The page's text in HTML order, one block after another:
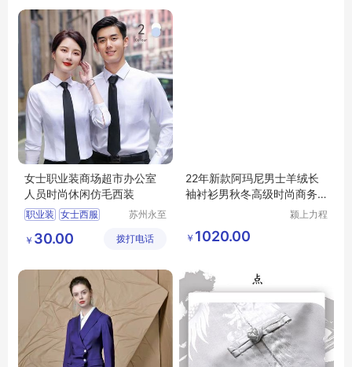
余干服装厂
女士职业装商场超市办公室
人员时尚休闲仿毛西装
职业装 女士西服
女士西装
苏州永至
限公司
￥ 30.00 拨打电话
22年新款阿玛尼男士羊绒长
袖衬衫男秋冬高级时尚商务
颍上力程
￥ 1020.00